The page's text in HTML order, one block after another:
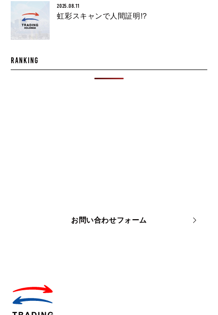
2025.08.11
虹彩スキャンで人間証明!?
RANKING
お問い合わせフォーム